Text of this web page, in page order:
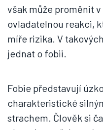
však může proměnit
ovladatelnou reakci,
míře rizika. V
jednat o fobii.
Fobie představují
charakteristické
strachem. Člověk si